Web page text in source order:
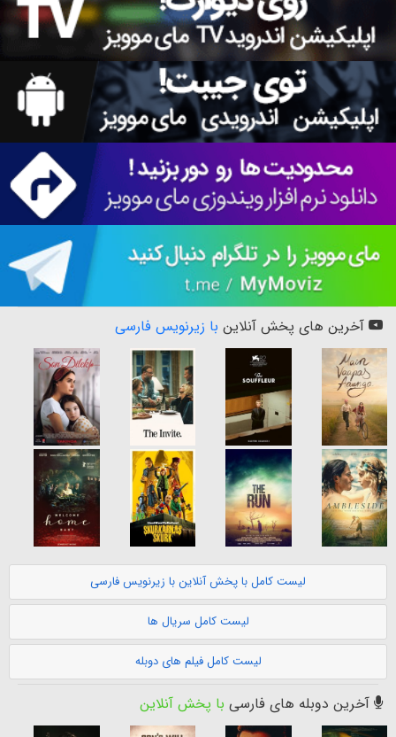
آخرین های پخش آنلاین با زیرنویس فارسی
لیست کامل با پخش آنلاین با زیرنویس فارسی
لیست کامل سریال ها
لیست کامل فیلم های دوبله
آخرین دوبله های فارسی با پخش آنلاین